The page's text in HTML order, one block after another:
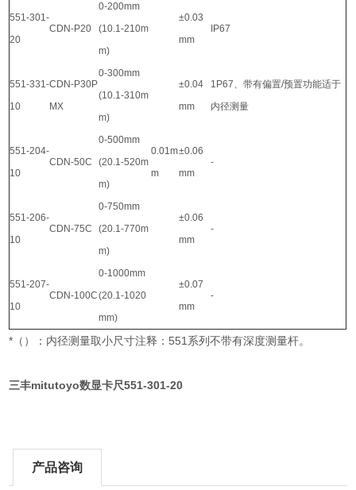
551-301-
20
CDN-P20
0-200mm
(10.1-210m
m)
0.01m
m
±0.03
mm
IP67
551-331-
10
CDN-P30P
MX
0-300mm
(10.1-310m
m)
±0.04
mm
1P67、带有偏置/预置功能适于
内径测量
551-204-
10
CDN-50C
0-500mm
(20.1-520m
m)
±0.06
mm
-
551-206-
10
CDN-75C
0-750mm
(20.1-770m
m)
±0.06
mm
-
551-207-
10
CDN-100C
0-1000mm
(20.1-1020
mm)
±0.07
mm
-
*（）：内径测量取小尺寸注释：551系列不带有深度测量杆。
三丰mitutoyo数显卡尺551-301-20
产品咨询